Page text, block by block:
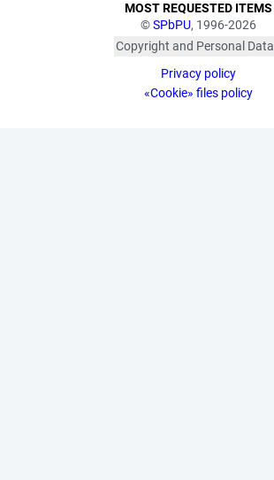
©SPbPU, 1996-2026
Copyright and Personal Data
published with the
consent of the individuals
Privacy policy
«Cookie» files policy
MOST REQUESTED ITEMS